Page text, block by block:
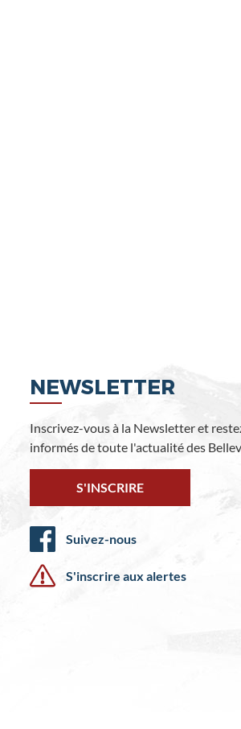
NEWSLETTER
Inscrivez-vous à la Newsletter et
informés de toute l'actualité des
S'INSCRIRE
Suivez-nous
S'inscrire aux alertes